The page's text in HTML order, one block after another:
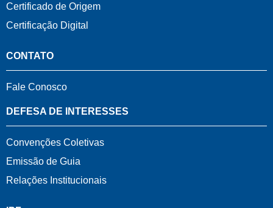
Certificado de Origem
Certificação Digital
CONTATO
Fale Conosco
DEFESA DE INTERESSES
Convenções Coletivas
Emissão de Guia
Relações Institucionais